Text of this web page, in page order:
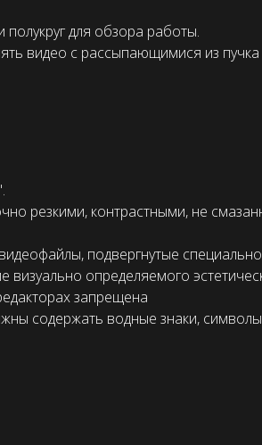
для обзора работы.
видео с рассыпающимися из
резкими, контрастными, не
подвергнутые
определяемого
запрещена
содержать водные знаки,